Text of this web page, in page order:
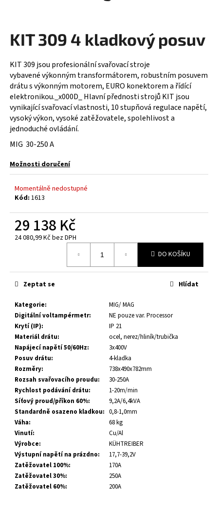
KIT 309 4 kladkový posuv
KIT 309 jsou profesionální svařovací stroje
vybavené výkonným transformátorem, robustním posuvem
drátu s výkonným motorem, EURO konektorem a řídící
elektronikou._x000D_ Hlavní přednosti strojů KIT jsou
vynikající svařovací vlastnosti, 10 stupňová regulace napětí,
vysoký výkon, vysoké zatěžovatele, spolehlivost a
jednoduché ovládání.
MIG 30-250 A
Možnosti doručení
Momentálně nedostupné
Kód: 1613
29 138 Kč
24 080,99 Kč bez DPH
DO KOŠÍKU
Kategorie:
MIG/ MAG
Digitální voltampérmetr:
NE pouze var. Processor
Krytí (IP):
IP 21
Materiál drátu:
ocel, nerez/hliník/trubička
Napájecí napětí 50/60Hz:
3x400V
Posuv drátu:
4-kladka
Rozměry:
738x490x782mm
Rozsah svařovacího proudu:
30-250A
Rychlost podávání drátu:
1-20m/min
Síťový proud/příkon 60%:
9,2A/6,4kVA
Standardně osazeno kladkou: 0,8-1,0mm
Váha:
68 kg
Vinutí:
Cu/Al
Výrobce:
KÜHTREIBER
Výstupní napětí na prázdno:
17,7-39,2V
Zatěžovatel 100%:
170A
Zatěžovatel 30%:
250A
Zatěžovatel 60%: 200A
Zeptat se Hlídat
í
t
?
HLEDAT
o
p
o
u
e
ELEKTRODY
OK-
67.70
PR.2,0
NEREZ
15,70
Kč